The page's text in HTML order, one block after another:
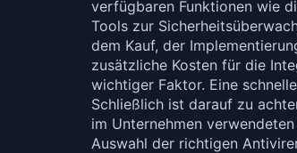
verfügbaren Funktionen wie
Tools zur
dem Kauf, der
zusätzliche Kosten für die
wichtiger Faktor. Eine
Schließlich ist darauf zu
im Unternehmen
Auswahl der richtigen